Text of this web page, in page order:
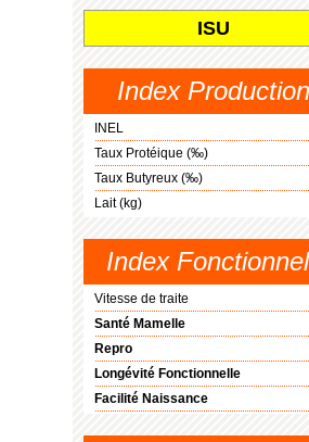
ISU
Index Production
INEL
Taux Protéique (‰)
Taux Butyreux (‰)
Lait (kg)
Index
Vitesse de traite
Santé Mamelle
Repro
Longévité Fonctionnelle
Facilité Naissance